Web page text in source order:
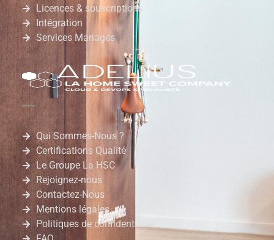
Licences & souscriptions
Intégration
Services Managés
Qui Sommes-Nous ?
Certifications Qualité
Le Groupe La HSC
Rejoignez-nous
Contactez-Nous
Mentions légales
Politiques de confidentialité